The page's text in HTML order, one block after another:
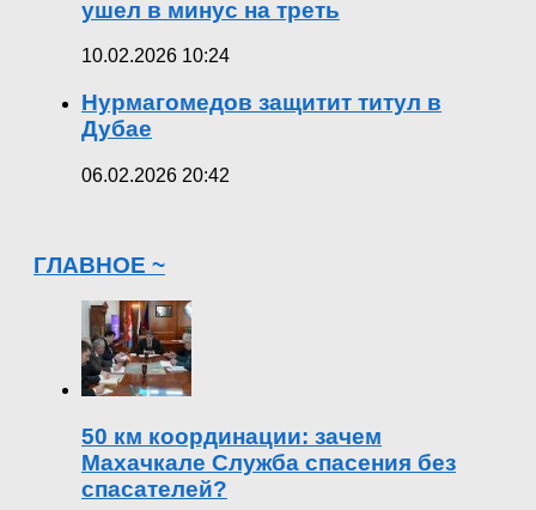
ушел в минус на треть
10.02.2026 10:24
Нурмагомедов защитит титул в
Дубае
06.02.2026 20:42
ГЛАВНОЕ ~
50 км координации: зачем
Махачкале Служба спасения без
спасателей?